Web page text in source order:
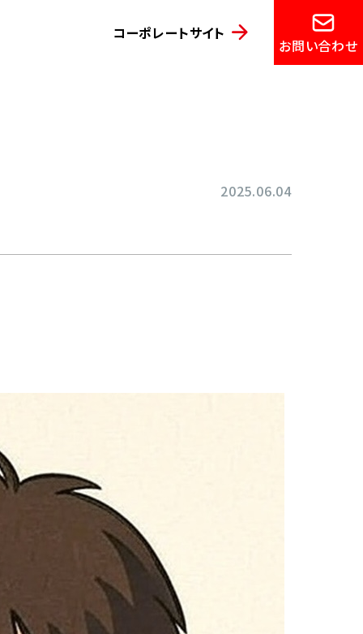
コーポレートサイト
お問い合わせ
2025.06.04